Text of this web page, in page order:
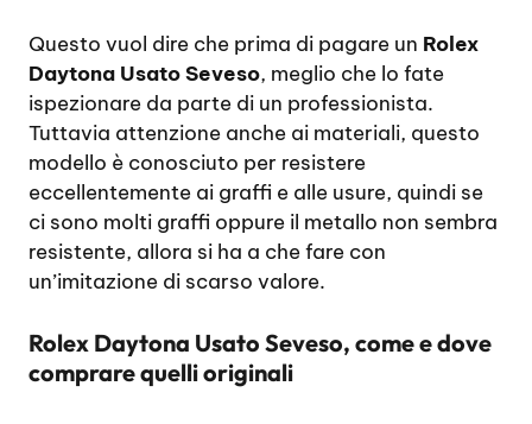
Questo vuol dire che prima di pagare un Rolex
Daytona Usato Seveso, meglio che lo fate
ispezionare da parte di un professionista.
Tuttavia attenzione anche ai materiali, questo
modello è conosciuto per resistere
eccellentemente ai graffi e alle usure, quindi se
ci sono molti graffi oppure il metallo non sembra
resistente, allora si ha a che fare con
un’imitazione di scarso valore.
Rolex Daytona Usato Seveso, come e dove
comprare quelli originali